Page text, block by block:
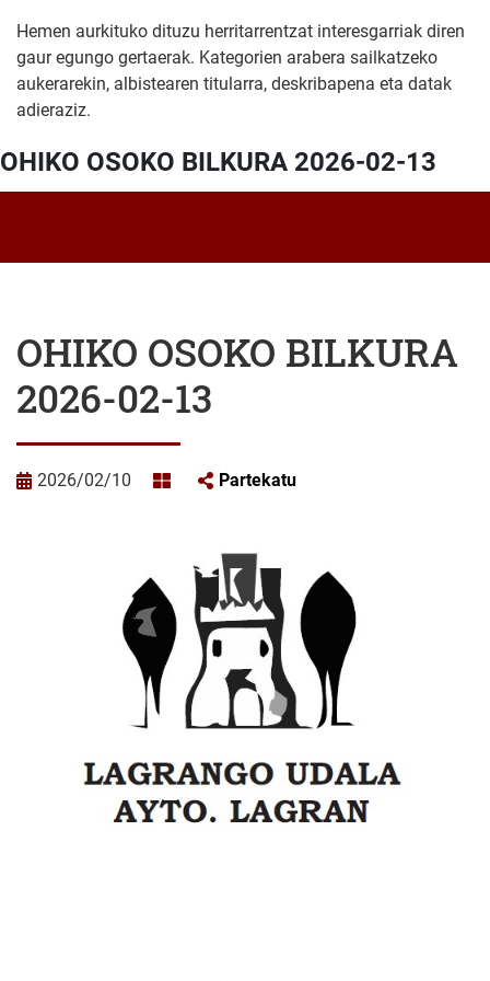
Hemen aurkituko dituzu herritarrentzat interesgarriak diren
gaur egungo gertaerak. Kategorien arabera sailkatzeko
aukerarekin, albistearen titularra, deskribapena eta datak
adieraziz.
OHIKO OSOKO BILKURA 2026-02-13
OHIKO OSOKO BILKURA
2026-02-13
2026/02/10 Partekatu